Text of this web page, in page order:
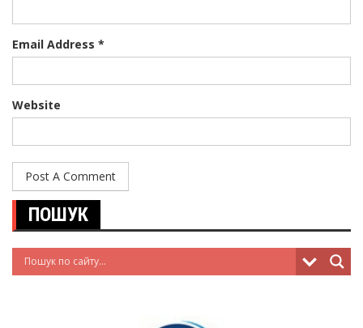
Email Address *
Website
ПОШУК